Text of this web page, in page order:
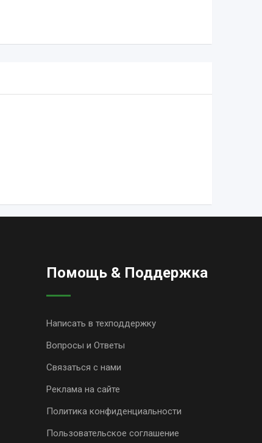
Помощь & Поддержка
Написать в техподдержку
Вопросы и Ответы
Связаться с нами
Реклама на сайте
Политика конфиденциальности
Пользовательское соглашение